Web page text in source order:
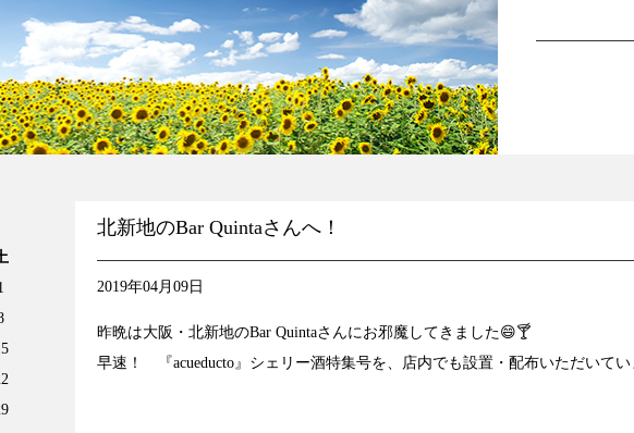
北新地のBar Quintaさんへ！
2019年04月09日
昨晩は大阪・北新地のBar Quintaさんにお邪魔してきました😄🍸
早速！ 『acueducto』シェリー酒特集号を、店内でも設置・配布いただいてい